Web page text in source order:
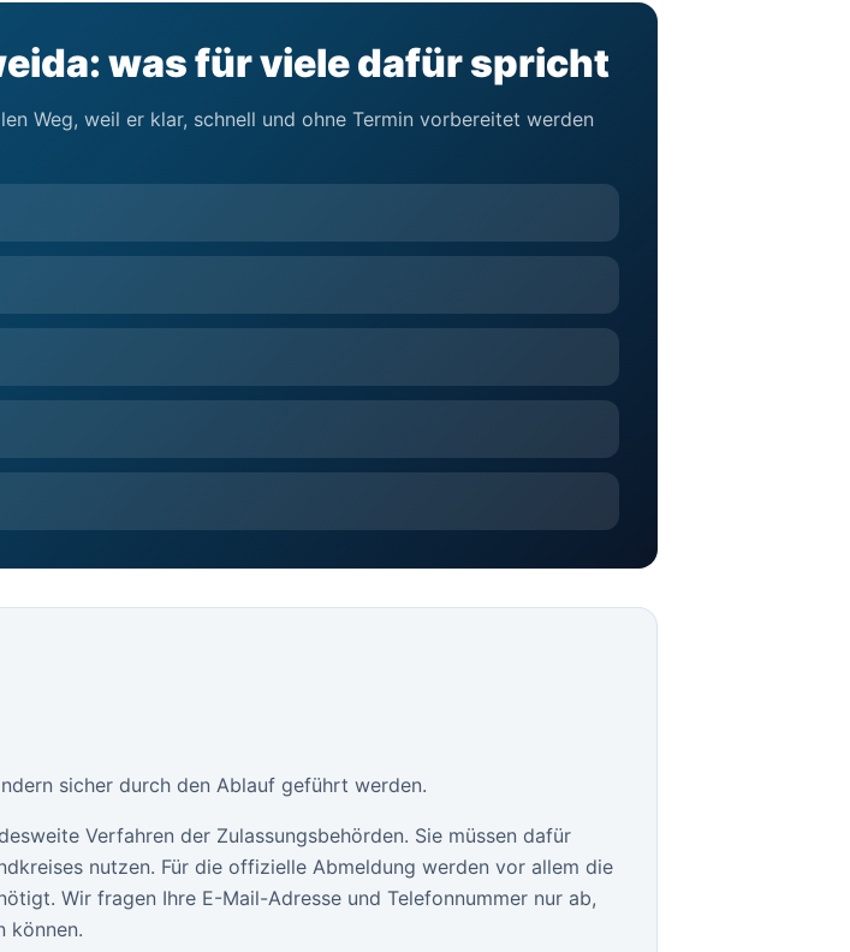
was für viele dafür spricht
Weg, weil er klar, schnell und ohne Termin vorbereitet werden
sicher durch den Ablauf geführt werden.
Verfahren der Zulassungsbehörden. Sie müssen dafür
nutzen. Für die offizielle Abmeldung werden vor allem die
Wir fragen Ihre E-Mail-Adresse und Telefonnummer nur ab,
können.